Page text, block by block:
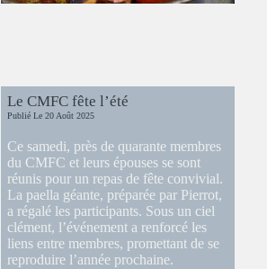
Le CMFC fête l’été
Publié Le20 Août 2025
Ce samedi, près de quarante membres
du CMFC et leurs épouses se sont
réunis pour un repas de fête convivial.
La paella géante, préparée par Pierrot,
a régalé les participants. Sous un ciel
clément, l’événement a renforcé les
liens entre membres, promettant de se
reproduire l’année prochaine.